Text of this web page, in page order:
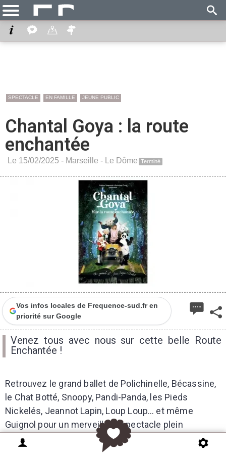
SPECTACLE EN FAMILLE JEUNE PUBLIC
Chantal Goya : la route
enchantée
Le 15/02/2025 - Marseille - Le Dôme Terminé
Vos infos locales de Frequence-sud.fr en
priorité sur Google
Venez tous avec nous sur cette belle Route
Enchantée !
Retrouvez le grand ballet de Polichinelle, Bécassine,
le Chat Botté, Snoopy, Pandi-Panda, les Pieds
Nickelés, Jeannot Lapin, Loup Loup… et même
Guignol pour un merveilleux spectacle plein
d’émotions de Jean-Jacques Debout. Les enfants